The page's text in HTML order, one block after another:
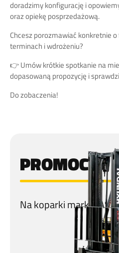
doradzimy konfigurację i
oraz opiekę posprzedażową.
Chcesz porozmawiać konkretnie
terminach i wdrożeniu?
👉 Umów krótkie spotkanie na
dopasowaną propozycję i
Do zobaczenia!
PROMOCJA
Na koparki marki CASE!